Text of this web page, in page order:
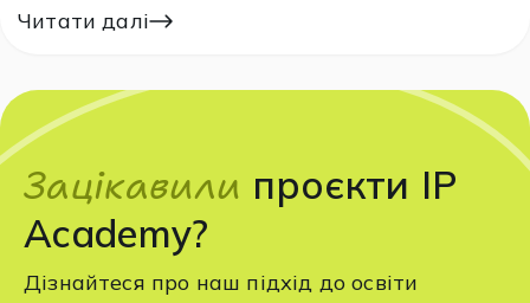
Academy за підтримки Академії Всесвітньої
власності (KIPO). Ініціатива об’єднала
учасниць з усієї України…
Читати далі
Зацікавили проєкти IP
Academy?
Дізнайтеся про наш підхід до освіти